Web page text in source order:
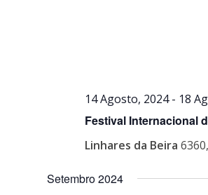
Festival Internacional
14 Agosto, 2024- 18
Linhares da Beira
Setembro 2024